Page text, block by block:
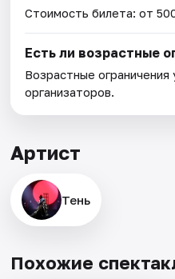
Стоимость билета: от
Есть ли возрастные
Возрастные ограничения
организаторов.
Артист
Тень
Похожие